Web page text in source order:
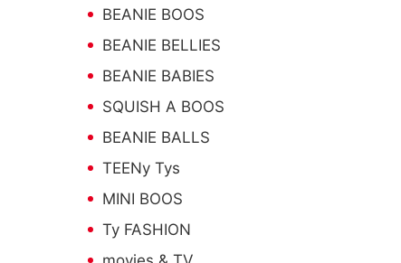
BEANIE BOOS
BEANIE BELLIES
BEANIE BABIES
SQUISH A BOOS
BEANIE BALLS
TEENy Tys
MINI BOOS
Ty FASHION